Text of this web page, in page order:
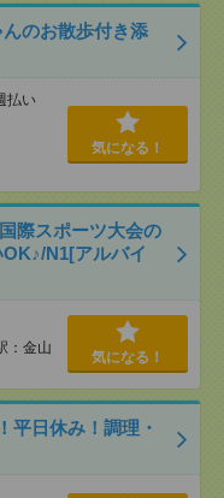
んのお散歩付き添
払い
気になる！
際スポーツ大会の
N1[アルバイ
：金山
気になる！
平日休み！調理・